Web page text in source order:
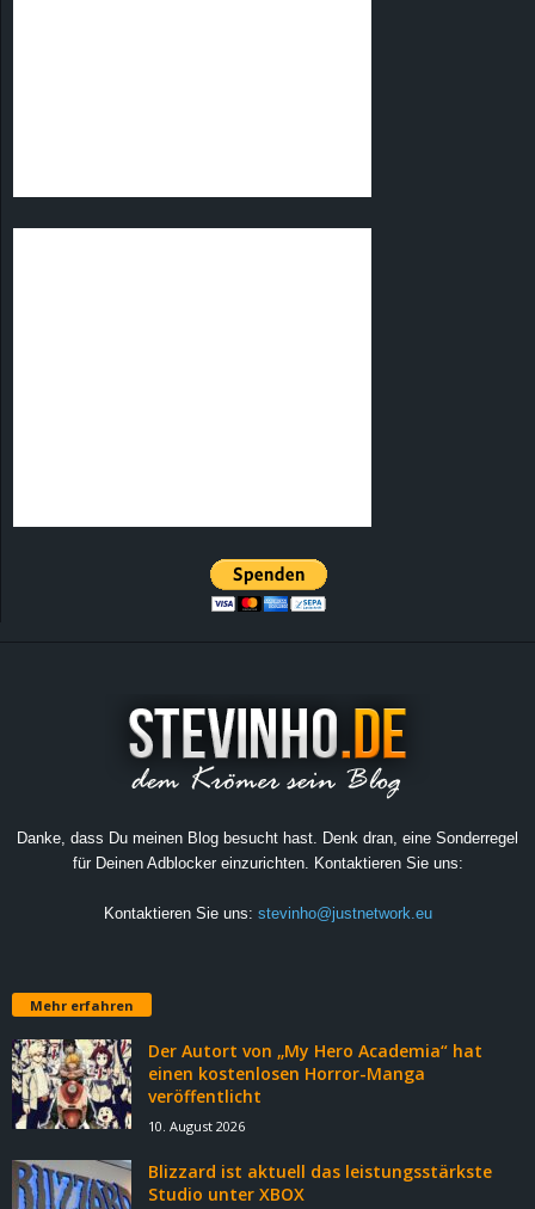
Danke, dass Du meinen Blog besucht hast. Denk dran, eine Sonderregel
für Deinen Adblocker einzurichten. Kontaktieren Sie uns:
Kontaktieren Sie uns: stevinho@justnetwork.eu
Mehr erfahren
Der Autort von „My Hero Academia“ hat
einen kostenlosen Horror-Manga
veröffentlicht
10. August 2026
Blizzard ist aktuell das leistungsstärkste
Studio unter XBOX